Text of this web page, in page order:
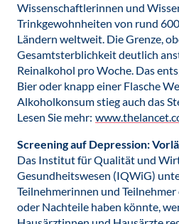
Wissenschaftlerinnen und
Trinkgewohnheiten von rund
Ländern weltweit. Die Grenze,
Gesamtsterblichkeit deutlich
Reinalkohol pro Woche. Das
Bier oder knapp einer Flasche
Alkoholkonsum stieg auch das
Lesen Sie mehr:
Screening auf Depression:
Das Institut für Qualität und
Gesundheitswesen (IQWiG)
Teilnehmerinnen und Teilnehmer
oder Nachteile haben könnte,